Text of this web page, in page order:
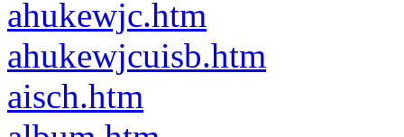
ahukewjc.htm
ahukewjcuisb.htm
aisch.htm